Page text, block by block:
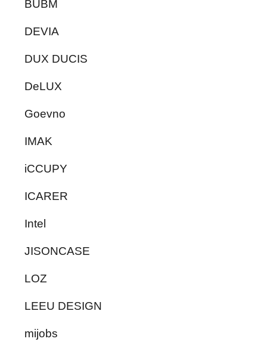
BUBM
DEVIA
DUX DUCIS
DeLUX
Goevno
IMAK
iCCUPY
ICARER
Intel
JISONCASE
LOZ
LEEU DESIGN
mijobs